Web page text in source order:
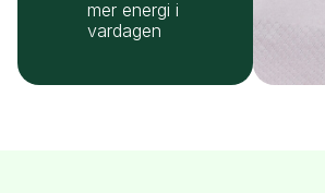
mer energi i
vardagen